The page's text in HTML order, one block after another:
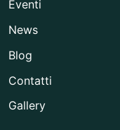
Eventi
News
Blog
Contatti
Gallery